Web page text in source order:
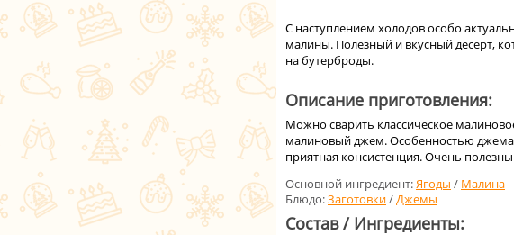
С наступлением холодов особо
малины. Полезный и вкусный десерт,
на бутерброды.
Описание приготовления:
Можно сварить классическое
малиновый джем. Особенностью джема
приятная консистенция. Очень
Основной ингредиент:Ягоды / Малина
Блюдо:Заготовки/Джемы
Состав / Ингредиенты: